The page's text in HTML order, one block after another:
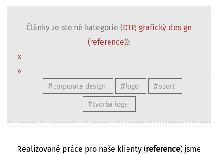
Články ze stejné kategorie ( DTP, grafický design
(reference)):
«
»
corporate design logo sport
tvorba loga
Realizované práce pro naše klienty (reference) jsme